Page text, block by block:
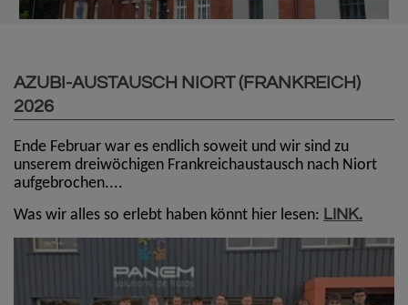
AZUBI-AUSTAUSCH NIORT (FRANKREICH)
2026
Ende Februar war es endlich soweit und wir sind zu
unserem dreiwöchigen Frankreichaustausch nach Niort
aufgebrochen....
Was wir alles so erlebt haben könnt hier lesen: LINK.